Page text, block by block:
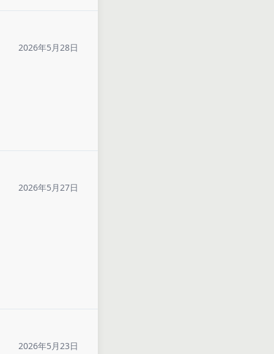
2026年5月28日
2026年5月27日
2026年5月23日